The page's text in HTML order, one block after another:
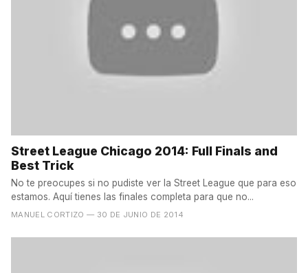
Street League Chicago 2014: Full Finals and
Best Trick
No te preocupes si no pudiste ver la Street League que para eso
estamos. Aquí tienes las finales completa para que no...
MANUEL CORTIZO — 30 DE JUNIO DE 2014